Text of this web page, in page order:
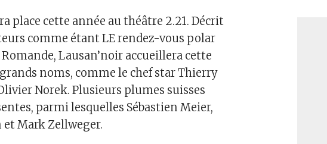
place cette année au théâtre 2.21. Décrit
comme étant LE rendez-vous polar
Lausan’noir accueillera cette
noms, comme le chef star Thierry
Norek. Plusieurs plumes suisses
parmi lesquelles Sébastien Meier,
Mark Zellweger.